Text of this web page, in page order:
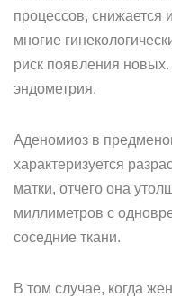
процессов, снижается
многие
риск появления новых.
эндометрия.
Аденомиоз в
характеризуется
матки, отчего она
миллиметров с
соседние ткани.
В том случае, когда